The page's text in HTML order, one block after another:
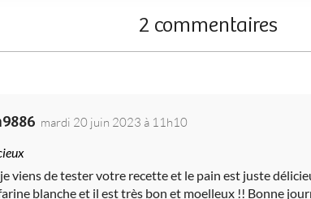
2 commentaires
mardi 20 juin 2023 à 11h10
viens de tester votre recette et le pain est juste
blanche et il est très bon et moelleux !! Bonne